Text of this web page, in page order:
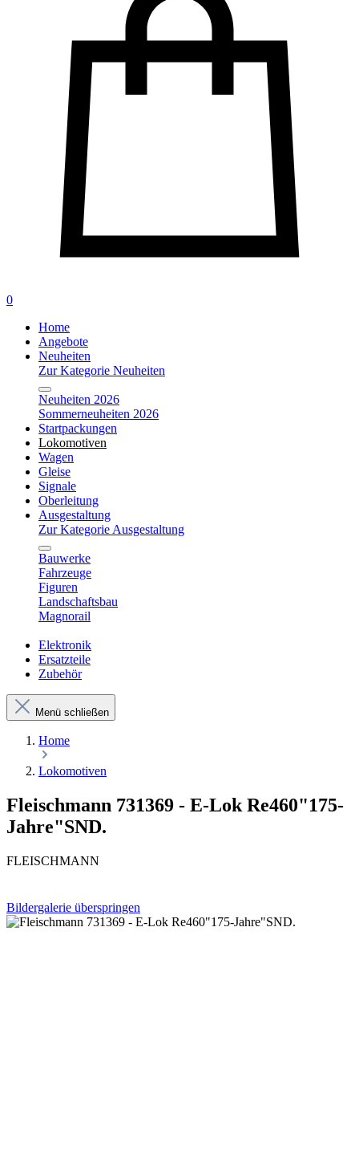
0
Home
Angebote
Neuheiten
Zur Kategorie Neuheiten
Neuheiten 2026
Sommerneuheiten 2026
Startpackungen
Lokomotiven
Wagen
Gleise
Signale
Oberleitung
Ausgestaltung
Zur Kategorie Ausgestaltung
Bauwerke
Fahrzeuge
Figuren
Landschaftsbau
Magnorail
Elektronik
Ersatzteile
Zubehör
Menü schließen
Home
Lokomotiven
Fleischmann 731369 - E-Lok Re460"175-
Jahre"SND.
FLEISCHMANN
Bildergalerie überspringen